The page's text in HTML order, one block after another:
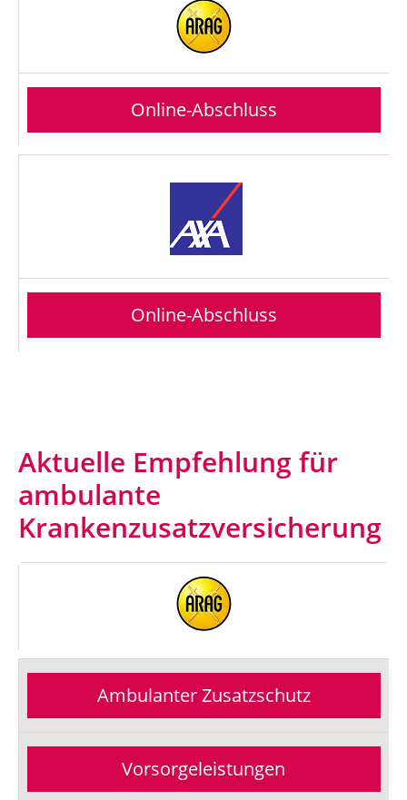
Online-Abschluss
Online-Abschluss
Aktuelle Empfehlung für
ambulante
Krankenzusatzversicherung
Ambulanter Zusatzschutz
Vorsorgeleistungen